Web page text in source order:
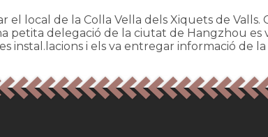
el local de la Colla Vella dels Xiquets de
petita delegació de la ciutat de Hangzhou es
i els va entregar informació de la